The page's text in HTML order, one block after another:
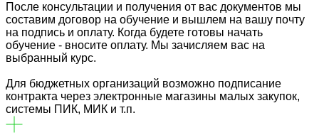
После консультации и получения от вас документов мы
составим договор на обучение и вышлем на вашу почту
на подпись и оплату. Когда будете готовы начать
обучение - вносите оплату. Мы зачисляем вас на
выбранный курс.
Для бюджетных организаций возможно подписание
контракта через электронные магазины малых закупок,
системы ПИК, МИК и т.п.